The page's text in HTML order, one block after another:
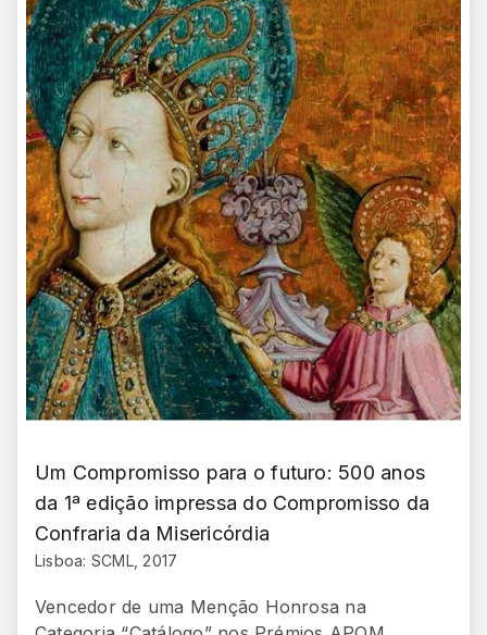
Um Compromisso para o futuro: 500 anos
da 1ª edição impressa do Compromisso da
Confraria da Misericórdia
Lisboa: SCML, 2017
Vencedor de uma Menção Honrosa na